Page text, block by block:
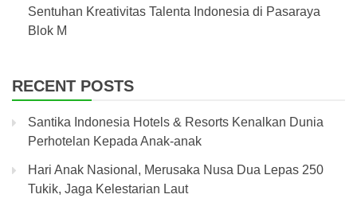
Sentuhan Kreativitas Talenta Indonesia di Pasaraya
Blok M
RECENT POSTS
Santika Indonesia Hotels & Resorts Kenalkan Dunia
Perhotelan Kepada Anak-anak
Hari Anak Nasional, Merusaka Nusa Dua Lepas 250
Tukik, Jaga Kelestarian Laut